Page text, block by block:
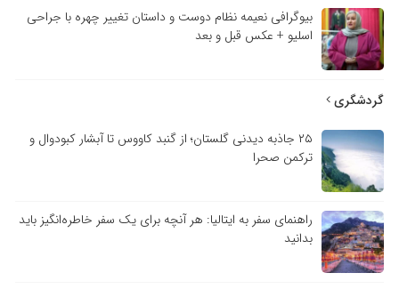
بیوگرافی نعیمه نظام دوست و داستان تغییر چهره با جراحی
اسلیو + عکس قبل و بعد
گردشگری
۲۵ جاذبه دیدنی گلستان؛ از گنبد کاووس تا آبشار کبودوال و
ترکمن صحرا
راهنمای سفر به ایتالیا: هر آنچه برای یک سفر خاطره‌انگیز باید
بدانید